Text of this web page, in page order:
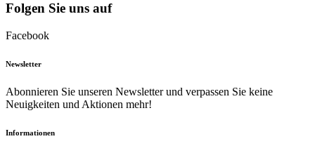
Folgen Sie uns auf
Facebook
Newsletter
Abonnieren Sie unseren Newsletter und verpassen Sie keine
Neuigkeiten und Aktionen mehr!
Informationen